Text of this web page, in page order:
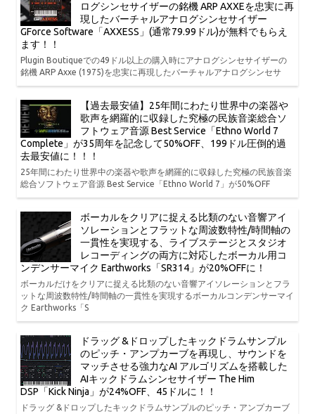
ログシンセサイザーの銘機 ARP AXXEを忠実に再
現したバーチャルアナログシンセサイザー
GForce Software「AXXESS」(通常79.99ドル)が無料でもらえ
ます！！
Plugin Boutiqueでの49ドル以上の購入時にアナログシンセサイザーの
銘機 ARP Axxe (1975)を忠実に再現したバーチャルアナログシンセサ
【過去最安値】25年間にわたり世界中の楽器や
歌声を網羅的に収録した究極の民族音楽総合ソ
フトウェア音源 Best Service「Ethno World 7
Complete」が35周年を記念して50%OFF、199ドル圧倒的過
去最安値に！！！
25年間にわたり世界中の楽器や歌声を網羅的に収録した究極の民族音楽
総合ソフトウェア音源 Best Service「Ethno World 7」が50%OFF
ボーカルをクリアに捉える比類のない音響アイ
ソレーションとフラットな周波数特性/時間軸の
一貫性を実現する、ライブステージとスタジオ
レコーディングの両方に対応したボーカル用コ
ンデンサーマイク Earthworks「SR314」が20%OFFに！
ボーカルだけをクリアに捉える比類のない音響アイソレーションとフラ
ットな周波数特性/時間軸の一貫性を実現するボーカルコンデンサーマイ
ク Earthworks「S
ドラッグ &ドロップしたキックドラムサンプル
のピッチ・アンプカーブを再現し、サウンドを
マッチさせる強力なAI アルゴリズムを搭載した
AIキックドラムシンセサイザー The Him
DSP「Kick Ninja」が24%OFF、45ドルに！！
ドラッグ &ドロップしたキックドラムサンプルのピッチ・アンプカーブ